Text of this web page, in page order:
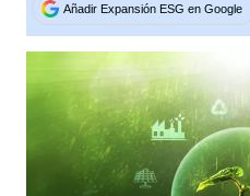
Añadir Expansión ESG en Google